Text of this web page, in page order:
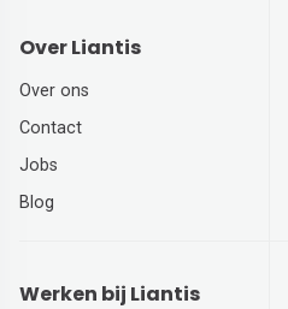
Over Liantis
Over ons
Contact
Jobs
Blog
Werken bij Liantis